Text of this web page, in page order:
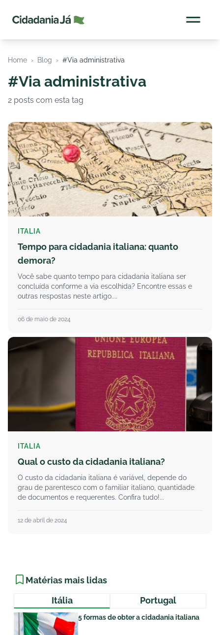
Home › Blog › #Via administrativa
#Via administrativa
2 posts com esta tag
ITALIA
Tempo para cidadania italiana: quanto
demora?
Você sabe quanto tempo para cidadania italiana ser
concluída conforme a via escolhida? Encontre essas e
outras respostas neste artigo....
06 de maio de 2024
ITALIA
Qual o custo da cidadania italiana?
O custo da cidadania italiana é variável, depende do
grau de parentesco com o familiar italiano, quantidade
de documentos e requerentes. Confira tudo!...
12 de abril de 2024
Matérias mais lidas
Itália
Portugal
5 formas de obter a cidadania italiana